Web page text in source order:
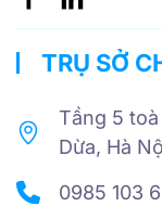
TRỤ SỞ
Tầng 5
Dừa, Hà
0985 103